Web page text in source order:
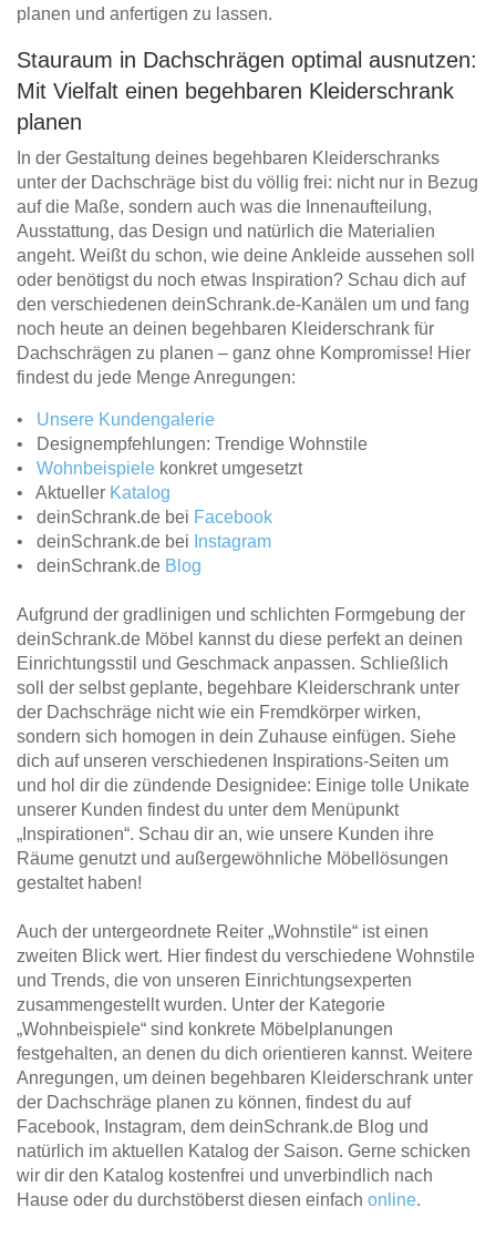
planen und anfertigen zu lassen.
Stauraum in Dachschrägen optimal ausnutzen:
Mit Vielfalt einen begehbaren Kleiderschrank
planen
In der Gestaltung deines begehbaren Kleiderschranks
unter der Dachschräge bist du völlig frei: nicht nur in Bezug
auf die Maße, sondern auch was die Innenaufteilung,
Ausstattung, das Design und natürlich die Materialien
angeht. Weißt du schon, wie deine Ankleide aussehen soll
oder benötigst du noch etwas Inspiration? Schau dich auf
den verschiedenen deinSchrank.de-Kanälen um und fang
noch heute an deinen begehbaren Kleiderschrank für
Dachschrägen zu planen – ganz ohne Kompromisse! Hier
findest du jede Menge Anregungen:
• Unsere Kundengalerie
• Designempfehlungen: Trendige Wohnstile
• Wohnbeispiele konkret umgesetzt
• Aktueller Katalog
• deinSchrank.de bei Facebook
• deinSchrank.de bei Instagram
• deinSchrank.de Blog
Aufgrund der gradlinigen und schlichten Formgebung der
deinSchrank.de Möbel kannst du diese perfekt an deinen
Einrichtungsstil und Geschmack anpassen. Schließlich
soll der selbst geplante, begehbare Kleiderschrank unter
der Dachschräge nicht wie ein Fremdkörper wirken,
sondern sich homogen in dein Zuhause einfügen. Siehe
dich auf unseren verschiedenen Inspirations-Seiten um
und hol dir die zündende Designidee: Einige tolle Unikate
unserer Kunden findest du unter dem Menüpunkt
„Inspirationen“. Schau dir an, wie unsere Kunden ihre
Räume genutzt und außergewöhnliche Möbellösungen
gestaltet haben!
Auch der untergeordnete Reiter „Wohnstile“ ist einen
zweiten Blick wert. Hier findest du verschiedene Wohnstile
und Trends, die von unseren Einrichtungsexperten
zusammengestellt wurden. Unter der Kategorie
„Wohnbeispiele“ sind konkrete Möbelplanungen
festgehalten, an denen du dich orientieren kannst. Weitere
Anregungen, um deinen begehbaren Kleiderschrank unter
der Dachschräge planen zu können, findest du auf
Facebook, Instagram, dem deinSchrank.de Blog und
natürlich im aktuellen Katalog der Saison. Gerne schicken
wir dir den Katalog kostenfrei und unverbindlich nach
Hause oder du durchstöberst diesen einfach online.